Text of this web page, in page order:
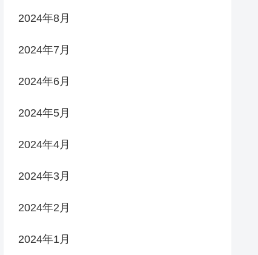
2024年8月
2024年7月
2024年6月
2024年5月
2024年4月
2024年3月
2024年2月
2024年1月